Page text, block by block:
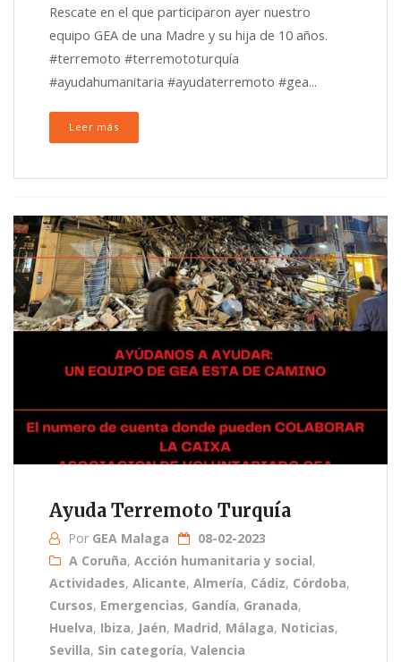
Rescate en el que participaron ayer nuestro
equipo GEA de una Madre y su hija de 10 años.
#terremoto #terremototurquía
#ayudahumanitaria #ayudaterremoto #gea...
Leer más
Ayuda Terremoto Turquía
Por GEA Malaga
08-02-2023
A Coruña, Acción humanitaria y social,
Actividades, Alicante, Almería, Cádiz, Córdoba,
Cursos, Emergencias, Gandía, Granada,
Huelva, Ibiza, Jaén, Madrid, Málaga, Noticias,
Sevilla, Sin categoría, Valencia